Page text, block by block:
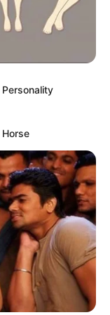
passé. Certes,
forme. Ainsi,
:
Personality